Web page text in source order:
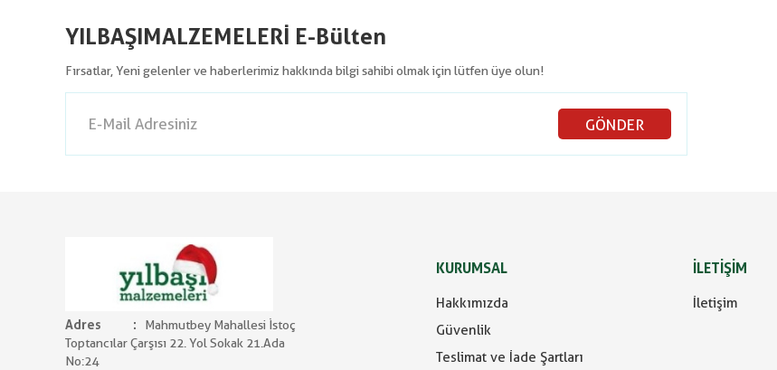
YILBAŞIMALZEMELERİ E-Bülten
Fırsatlar, Yeni gelenler ve haberlerimiz hakkında bilgi sahibi olmak için lütfen üye olun!
GÖNDER
Adres
Mahmutbey Mahallesi İstoç
Toptancılar Çarşısı 22. Yol Sokak 21.Ada
No:24
KURUMSAL
Hakkımızda
Güvenlik
Teslimat ve İade Şartları
İLETİŞİM
İletişim